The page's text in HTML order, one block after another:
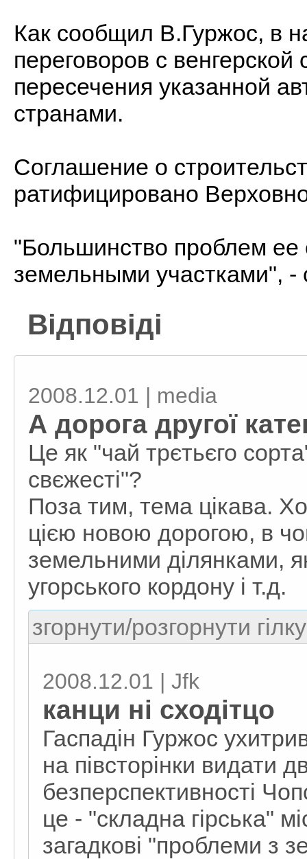
Как сообщил В.Гуржос, в
переговоров с
пересечения указанной
странами.
Соглашение о
ратифицировано
"Большинство проблем ее
земельными участками", -
Відповіді
2008.12.01 | media
А дорога другої
Це як "чай трєтьєго
свєжесті"?
Поза тим, тема цікава.
цією новою дорогою, в
земельними ділянками,
угорського кордону і т.д.
згорнути/розгорнути
2008.12.01 | Jfk
канци ні сходітцо
Гаспадін Гуржос
на півсторінки видати
бeзпeрспeктивності
цe - "складна гірська"
загадкові "проблeми з